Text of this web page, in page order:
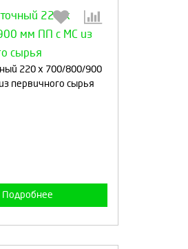
220 x 700/800/900
первичного сырья
Подробнее
количество: